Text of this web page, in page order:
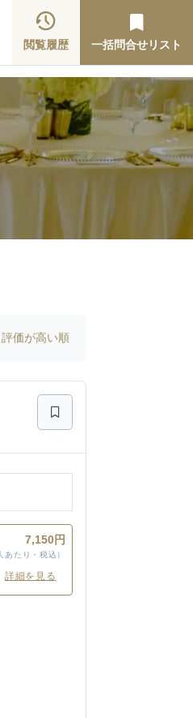
閲覧履歴 一括問合せリスト
価が高い順
7,150円
あたり・税込）
詳細を見る